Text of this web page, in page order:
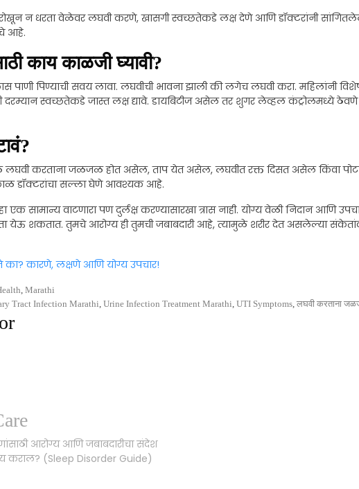
रोखून न धरता वेळेवर लघवी करणे, खासगी स्वच्छतेकडे लक्ष देणे आणि डॉक्टरांनी
आहे.
काय काळजी घ्यावी?
पाणी पिण्याची सवय लावा. लघवीची भावना झाली की लगेच लघवी करा. महिलांनी
दरम्यान स्वच्छतेकडे जास्त लक्ष द्यावे. डायबिटीज असेल तर शुगर लेव्हल कंट्रोलमध्ये
लघवी करताना जळजळ होत असेल, ताप येत असेल, लघवीत रक्त दिसत असेल किंवा
डॉक्टरांचा सल्ला घेणे आवश्यक आहे.
सामान्य वाटणारा पण दुर्लक्ष करण्यासारखा त्रास नाही. योग्य वेळी निदान आणि
येऊ शकतात. तुमचे आरोग्य ही तुमची जबाबदारी आहे, त्यामुळे शरीर देत असलेल्या
का? कारणे, लक्षणे आणि योग्य उपचार!
Marathi
Tract Infection Marathi Urine Infection Treatment Marathi UTI Symptoms लघवी करताना
आरोग्य आणि जबाबदारीचा संदेश
कराल? (Sleep Disorder Guide)